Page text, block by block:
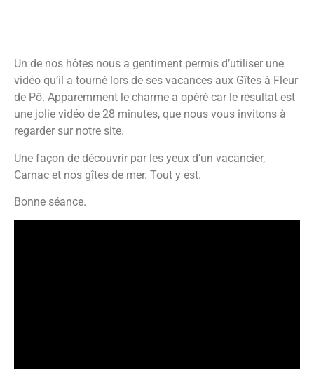
Un de nos hôtes nous a gentiment permis d’utiliser une
vidéo qu’il a tourné lors de ses vacances aux Gîtes à Fleur
de Pô. Apparemment le charme a opéré car le résultat est
une jolie vidéo de 28 minutes, que nous vous invitons à
regarder sur notre site.
Une façon de découvrir par les yeux d’un vacancier,
Carnac et nos gîtes de mer. Tout y est.
Bonne séance.